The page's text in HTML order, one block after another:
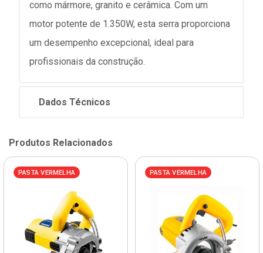
como mármore, granito e cerâmica. Com um
motor potente de 1.350W, esta serra proporciona
um desempenho excepcional, ideal para
profissionais da construção.
Dados Técnicos
Produtos Relacionados
PASTA VERMELHA PASTA VERMELHA